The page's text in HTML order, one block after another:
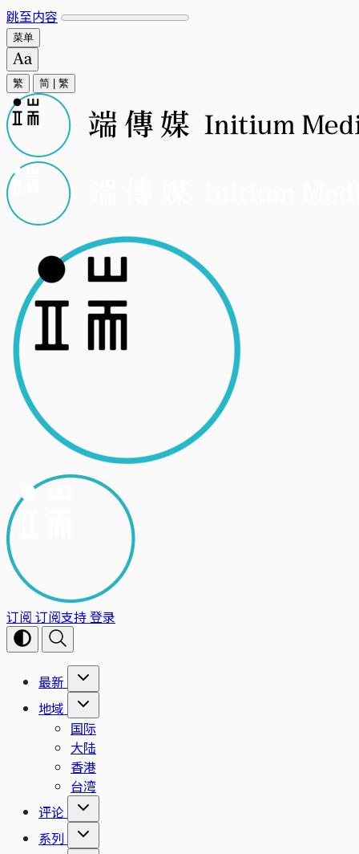
跳至内容
菜单
繁 简 繁
订阅 订阅支持登录
最新
地域
国际
大陆
香港
台湾
评论
系列